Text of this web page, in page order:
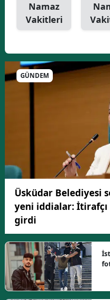
Namaz
Vakitleri
GÜNDEM
Üsküdar Belediyesi
yeni iddialar:
girdi